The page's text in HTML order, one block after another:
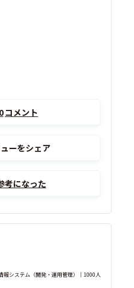
0コメント
ーをシェア
考になった
報システム（開発・運用管理）｜1000人